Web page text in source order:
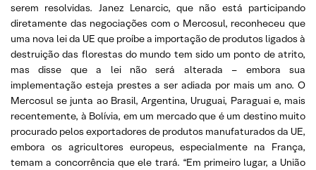
serem resolvidas. Janez Lenarcic, que não está participando
diretamente das negociações com o Mercosul, reconheceu que
uma nova lei da UE que proíbe a importação de produtos ligados à
destruição das florestas do mundo tem sido um ponto de atrito,
mas disse que a lei não será alterada – embora sua
implementação esteja prestes a ser adiada por mais um ano. O
Mercosul se junta ao Brasil, Argentina, Uruguai, Paraguai e, mais
recentemente, à Bolívia, em um mercado que é um destino muito
procurado pelos exportadores de produtos manufaturados da UE,
embora os agricultores europeus, especialmente na França,
temam a concorrência que ele trará. “Em primeiro lugar, a União